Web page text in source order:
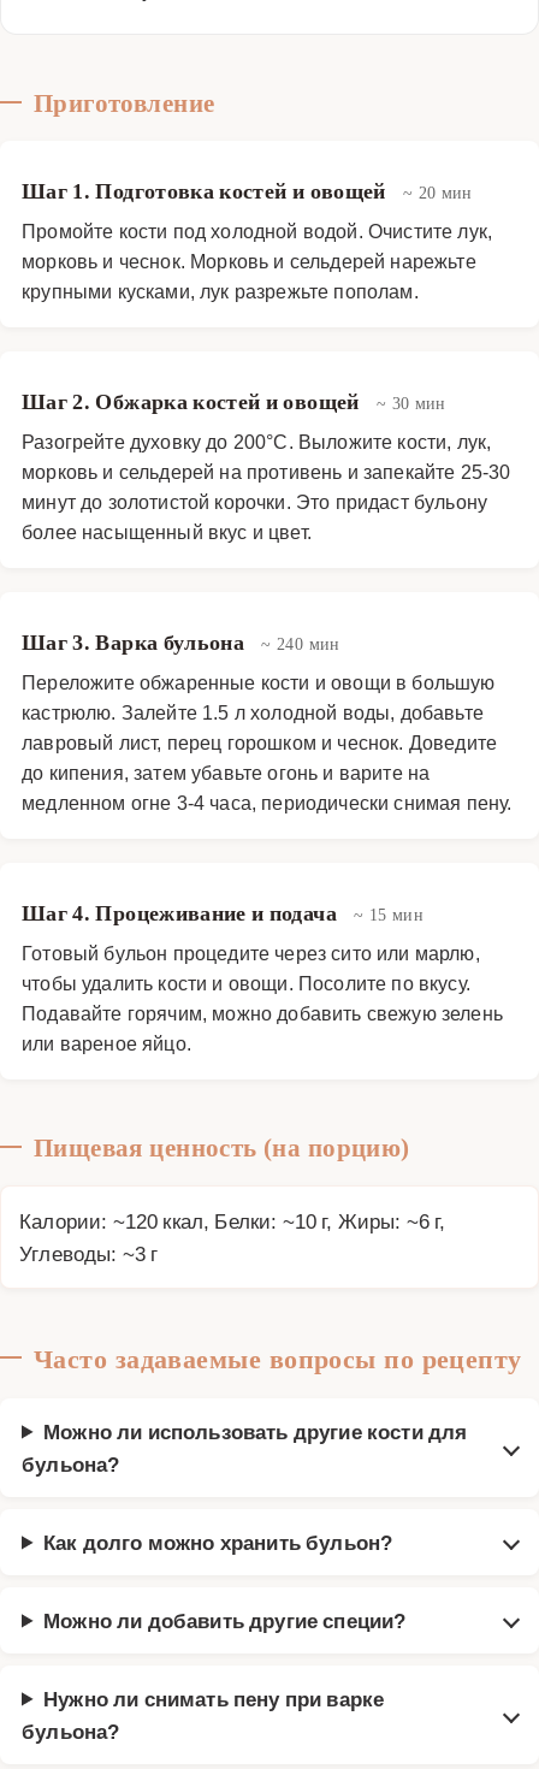
·Бульоны
Приготовление
Шаг 1. Подготовка костей и овощей ~ 20 мин
Промойте кости под холодной водой. Очистите лук,
морковь и чеснок. Морковь и сельдерей нарежьте
крупными кусками, лук разрежьте пополам.
Шаг 2. Обжарка костей и овощей ~ 30 мин
Разогрейте духовку до 200°C. Выложите кости, лук,
морковь и сельдерей на противень и запекайте 25-30
минут до золотистой корочки. Это придаст бульону
более насыщенный вкус и цвет.
Шаг 3. Варка бульона ~ 240 мин
Переложите обжаренные кости и овощи в большую
кастрюлю. Залейте 1.5 л холодной воды, добавьте
лавровый лист, перец горошком и чеснок. Доведите
до кипения, затем убавьте огонь и варите на
медленном огне 3-4 часа, периодически снимая пену.
Шаг 4. Процеживание и подача ~ 15 мин
Готовый бульон процедите через сито или марлю,
чтобы удалить кости и овощи. Посолите по вкусу.
Подавайте горячим, можно добавить свежую зелень
или вареное яйцо.
Пищевая ценность (на порцию)
Калории: ~120 ккал, Белки: ~10 г, Жиры: ~6 г,
Углеводы: ~3 г
Часто задаваемые вопросы по рецепту
Можно ли использовать другие кости для
бульона?
Как долго можно хранить бульон?
Можно ли добавить другие специи?
Нужно ли снимать пену при варке
бульона?